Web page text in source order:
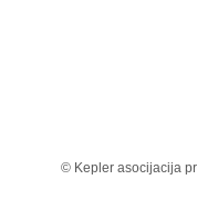
© Kepler asocijacija